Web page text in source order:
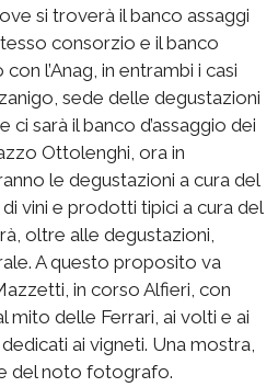
si troverà il banco assaggi
consorzio e il banco
l’Anag, in entrambi i casi
sede delle degustazioni
sarà il banco d’assaggio dei
Ottolenghi, ora in
le degustazioni a cura del
vini e prodotti tipici a cura del
oltre alle degustazioni,
A questo proposito va
in corso Alfieri, con
mito delle Ferrari, ai volti e ai
ai vigneti. Una mostra,
del noto fotografo.